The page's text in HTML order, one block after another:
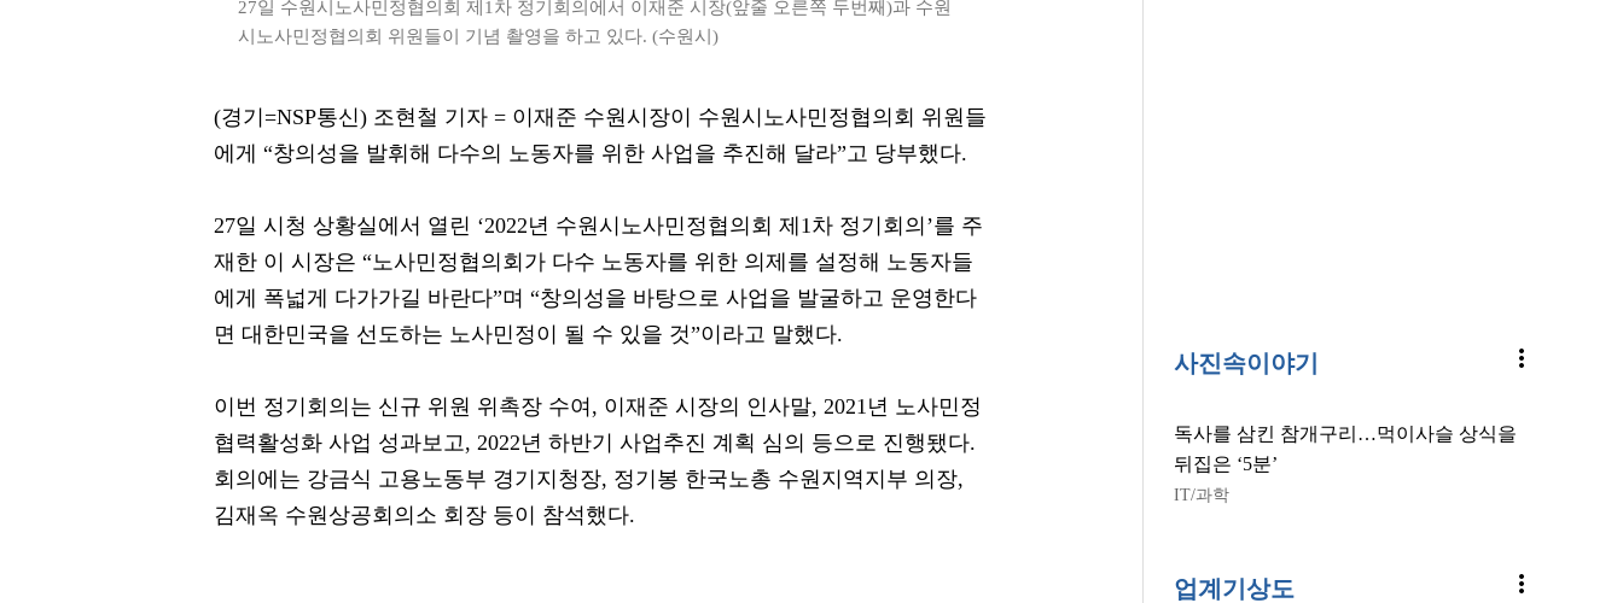
27일 수원시노사민정협의회 제1차 정기회의에서 이재준 시장(앞줄 오른쪽 두번째)과 수원
시노사민정협의회 위원들이 기념 촬영을 하고 있다. (수원시)
(경기=NSP통신) 조현철 기자 = 이재준 수원시장이 수원시노사민정협의회 위원들
에게 “창의성을 발휘해 다수의 노동자를 위한 사업을 추진해 달라”고 당부했다.
27일 시청 상황실에서 열린 ‘2022년 수원시노사민정협의회 제1차 정기회의’를 주
재한 이 시장은 “노사민정협의회가 다수 노동자를 위한 의제를 설정해 노동자들
에게 폭넓게 다가가길 바란다”며 “창의성을 바탕으로 사업을 발굴하고 운영한다
면 대한민국을 선도하는 노사민정이 될 수 있을 것”이라고 말했다.
이번 정기회의는 신규 위원 위촉장 수여, 이재준 시장의 인사말, 2021년 노사민정
협력활성화 사업 성과보고, 2022년 하반기 사업추진 계획 심의 등으로 진행됐다.
회의에는 강금식 고용노동부 경기지청장, 정기봉 한국노총 수원지역지부 의장,
김재옥 수원상공회의소 회장 등이 참석했다.
사진속이야기 more_vert
독사를 삼킨 참개구리…먹이사슬 상식을
뒤집은 ‘5분’
IT/과학
업계기상도 more_vert